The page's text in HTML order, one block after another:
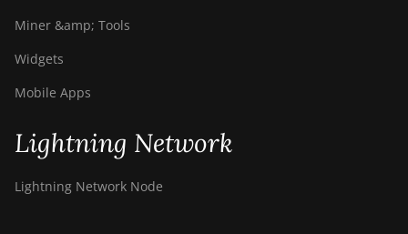
Miner &amp; Tools
Widgets
Mobile Apps
Lightning Network
Lightning Network Node